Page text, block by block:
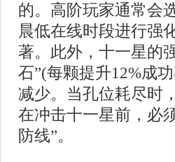
的。高阶玩家通常会
晨低在线时段进行强
著。此外，十一星的
石”(每颗提升12%成
减少。当孔位耗尽时
在冲击十一星前，必
防线”。